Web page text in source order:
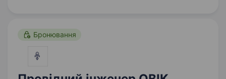
Бронювання